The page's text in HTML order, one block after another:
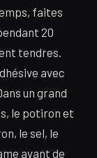
faites
20
tendres.
avec
un grand
le potiron et
le sel, le
avant de